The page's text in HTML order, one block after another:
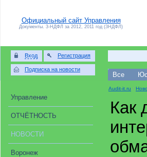
Официальный сайт Управления
Документы. 3-НДФЛ за 2012, 2011 год (3НДФЛ)
Вход Регистрация
Подписка на новости
Все
Управление
ОТЧЁТНОСТЬ
НОВОСТИ
Воронеж
Audit-it.ru /
Как